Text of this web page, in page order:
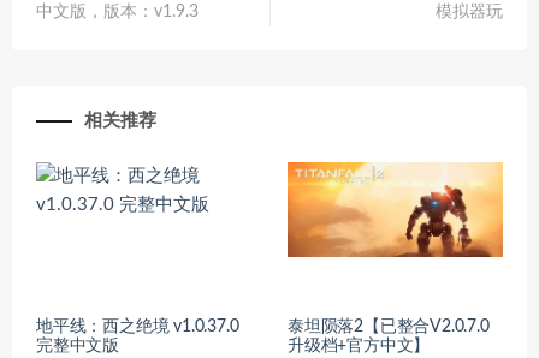
中文版，版本：v1.9.3
模拟器玩
相关推荐
地平线：西之绝境 v1.0.37.0
完整中文版
泰坦陨落2【已整合V2.0.7.0
升级档+官方中文】